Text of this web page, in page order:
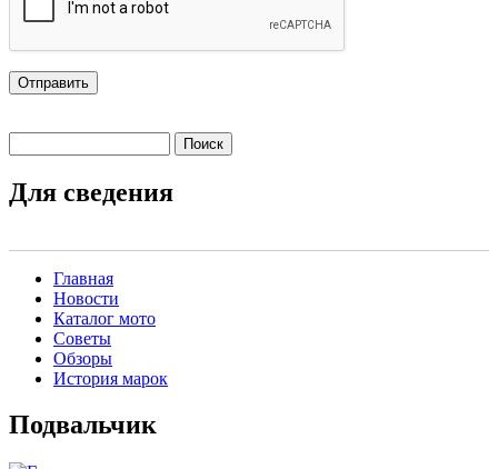
Для сведения
Main menu 2
Главная
Новости
Каталог мото
Советы
Обзоры
История марок
Подвальчик